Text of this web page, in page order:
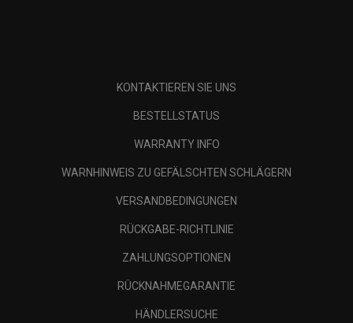
KONTAKTIEREN SIE UNS
BESTELLSTATUS
WARRANTY INFO
WARNHINWEIS ZU GEFÄLSCHTEN SCHLÄGERN
VERSANDBEDINGUNGEN
RÜCKGABE-RICHTLINIE
ZAHLUNGSOPTIONEN
RÜCKNAHMEGARANTIE
HÄNDLERSUCHE